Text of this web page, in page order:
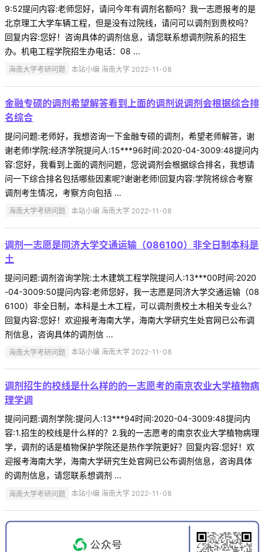
9:52提问内容:老师您好，请问今年有调剂名额吗？我一志愿报考的是
北京理工大学车辆工程，但是没有过院线，请问可以调剂到贵校吗？
回复内容:您好！咨询具体的调剂信息，请您联系想调剂院系的招生
办。机电工程学院招生办电话：08 ...
海南大学考研问题 本站小编 海南大学 2022-11-08
金融专硕的调剂希望解答看到上面的调剂说调剂会根据综合排
名综合
提问问题:老师好，我想咨询一下金融专硕的调剂，希望老师解答，谢
谢老师!学院:经济学院提问人:15***96时间:2020-04-3009:48提问内
容:您好，我看到上面的调剂问题，您说调剂会根据综合排名，我想请
问一下综合排名包括哪些因素呢?谢谢老师!回复内容:学院将综合考察
调剂考生情况，考察方向包括 ...
海南大学考研问题 本站小编 海南大学 2022-11-08
调剂一志愿是同济大学交通运输（086100）非全日制本科是
土
提问问题:调剂咨询学院:土木建筑工程学院提问人:13***00时间:2020
-04-3009:50提问内容:老师您好，我一志愿是同济大学交通运输（08
6100）非全日制，本科是土木工程，可以调剂贵校土木相关专业么？
回复内容:您好！欢迎报考海南大学，海南大学研究生处官网已公布调
剂信息，咨询具体的调剂信 ...
海南大学考研问题 本站小编 海南大学 2022-11-08
调剂招生的校线是什么样的的一志愿考的南京农业大学植物病
理学调
提问问题:调剂学院:提问人:13***94时间:2020-04-3009:48提问内
容:1.招生的校线是什么样的？2.我的一志愿考的南京农业大学植物病理
学，调剂的话是植物保护学院还是热作学院更好？回复内容:您好！欢
迎报考海南大学，海南大学研究生处官网已公布调剂信息，咨询具体
的调剂信息，请您联系想调剂 ...
海南大学考研问题 本站小编 海南大学 2022-11-08